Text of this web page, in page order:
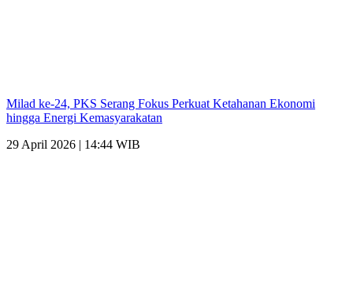
Milad ke-24, PKS Serang Fokus Perkuat Ketahanan Ekonomi
hingga Energi Kemasyarakatan
29 April 2026 | 14:44 WIB